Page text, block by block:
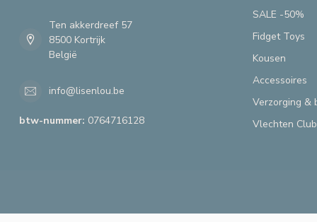
Ten akkerdreef 57
8500 Kortrijk
België
info@lisenlou.be
btw-nummer: 0764716128
SALE -50%
Fidget Toys
Kousen
Accessoires
Verzorging &
Vlechten Club